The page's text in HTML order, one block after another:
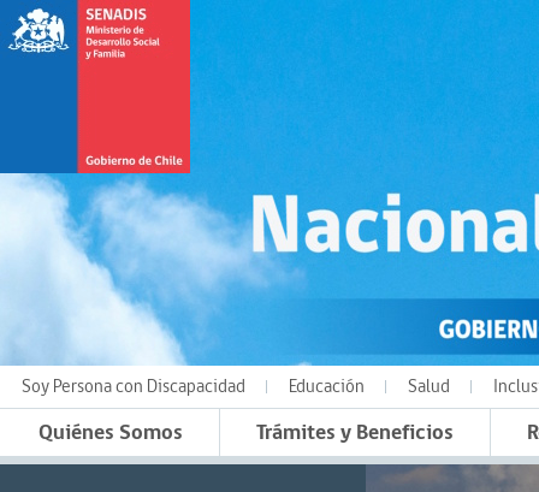
Soy Persona con Discapacidad Educación Salud
Quiénes Somos Trámites y Beneficios